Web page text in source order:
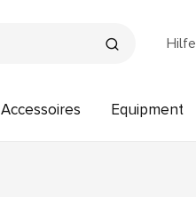
Hilfe
Accessoires Equipment